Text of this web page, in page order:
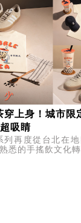
上身！城市限
吸睛
列再度從台北在地
悉的手搖飲文化
短袖上衣與帽款